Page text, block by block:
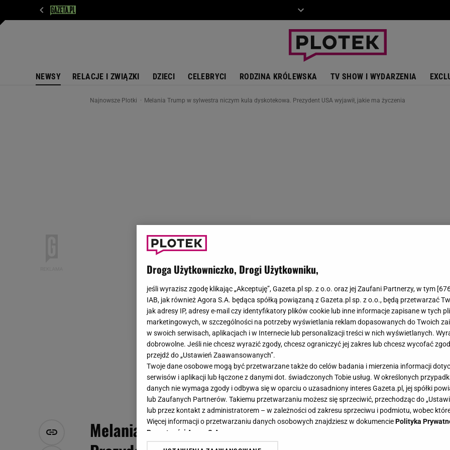
NEWSY RELACJE I ZWIĄZKI DZIECI CELEBRYCI RODZINA KRÓLEWSKA TV SHOW I WYDARZENIA
Najnowsze Plotki Melania Trump w sylwestra niczym kula dyskotekowa. Prezydent USA wyjawił, jakie ma życzenia
Melania Trump w sylwestra niczym kula dyskotekowa.
Droga Użytkowniczko, Drogi Użytkowniku,
jeśli wyrazisz zgodę klikając „Akceptuję”, Gazeta.pl sp. z o.o. oraz jej Zaufani Partnerzy, w tym [
IAB, jak również Agora S.A. będąca spółką powiązaną z Gazeta.pl sp. z o.o., będą przetwarzać
jak adresy IP, adresy e-mail czy identyfikatory plików cookie lub inne informacje zapisane w tych
marketingowych, w szczególności na potrzeby wyświetlania reklam dopasowanych do Twoich
w swoich serwisach, aplikacjach i w Internecie lub personalizacji treści w nich wyświetlanych.
dobrowolne. Jeśli nie chcesz wyrazić zgody, chcesz ograniczyć jej zakres lub chcesz wycofać
przejdź do „Ustawień Zaawansowanych”.
Twoje dane osobowe mogą być przetwarzane także do celów badania i mierzenia informacji
serwisów i aplikacji lub łączone z danymi dot. świadczonych Tobie usług. W określonych
danych nie wymaga zgody i odbywa się w oparciu o uzasadniony interes Gazeta.pl, jej spółki
lub Zaufanych Partnerów. Takiemu przetwarzaniu możesz się sprzeciwić, przechodząc do
lub przez kontakt z administratorem – w zależności od zakresu sprzeciwu i podmiotu, wobec
Więcej informacji o przetwarzaniu danych osobowych znajdziesz w dokumenciePolityka
Prywatności Agora S.A.